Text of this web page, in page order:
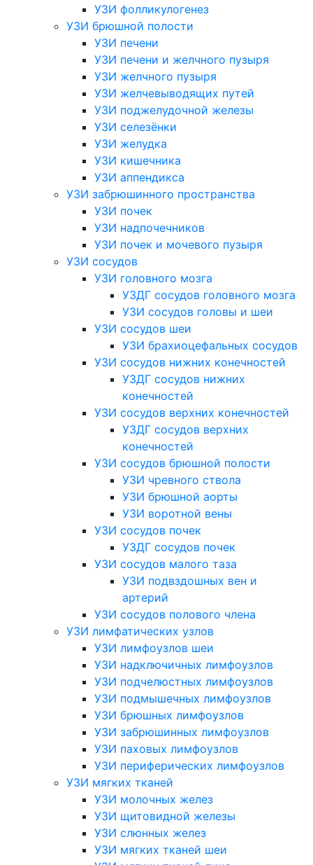
УЗИ фолликулогенез
УЗИ брюшной полости
УЗИ печени
УЗИ печени и желчного пузыря
УЗИ желчного пузыря
УЗИ желчевыводящих путей
УЗИ поджелудочной железы
УЗИ селезёнки
УЗИ желудка
УЗИ кишечника
УЗИ аппендикса
УЗИ забрюшинного пространства
УЗИ почек
УЗИ надпочечников
УЗИ почек и мочевого пузыря
УЗИ сосудов
УЗИ головного мозга
УЗДГ сосудов головного мозга
УЗИ сосудов головы и шеи
УЗИ сосудов шеи
УЗИ брахиоцефальных сосудов
УЗИ сосудов нижних конечностей
УЗДГ сосудов нижних
конечностей
УЗИ сосудов верхних конечностей
УЗДГ сосудов верхних
конечностей
УЗИ сосудов брюшной полости
УЗИ чревного ствола
УЗИ брюшной аорты
УЗИ воротной вены
УЗИ сосудов почек
УЗДГ сосудов почек
УЗИ сосудов малого таза
УЗИ подвздошных вен и
артерий
УЗИ сосудов полового члена
УЗИ лимфатических узлов
УЗИ лимфоузлов шеи
УЗИ надключичных лимфоузлов
УЗИ подчелюстных лимфоузлов
УЗИ подмышечных лимфоузлов
УЗИ брюшных лимфоузлов
УЗИ забрюшинных лимфоузлов
УЗИ паховых лимфоузлов
УЗИ периферических лимфоузлов
УЗИ мягких тканей
УЗИ молочных желез
УЗИ щитовидной железы
УЗИ слюнных желез
УЗИ мягких тканей шеи